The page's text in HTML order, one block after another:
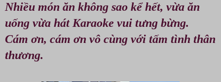
Nhiều món ăn không sao kể hết, vừa ăn
uống vừa hát Karaoke vui tưng bừng.
Cám ơn, cám ơn vô cùng với tấm tình thân
thương.